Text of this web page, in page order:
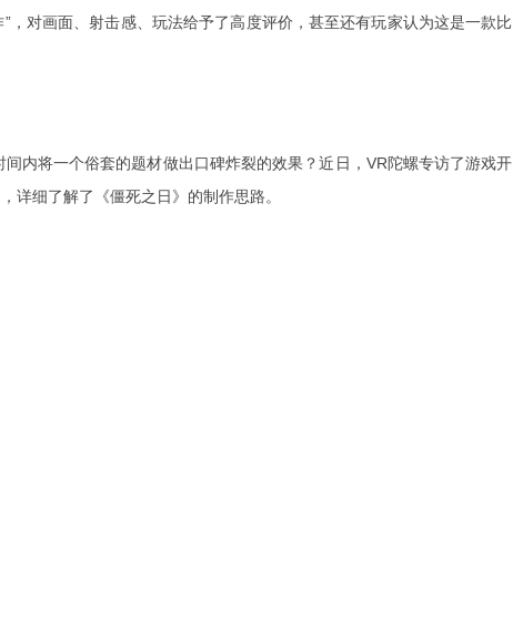
，对画面、射击感、玩法给予了高度评价，甚至还有玩家认为这是一款比
内将一个俗套的题材做出口碑炸裂的效果？近日，VR陀螺专访了游戏开
详细了解了《僵死之日》的制作思路。